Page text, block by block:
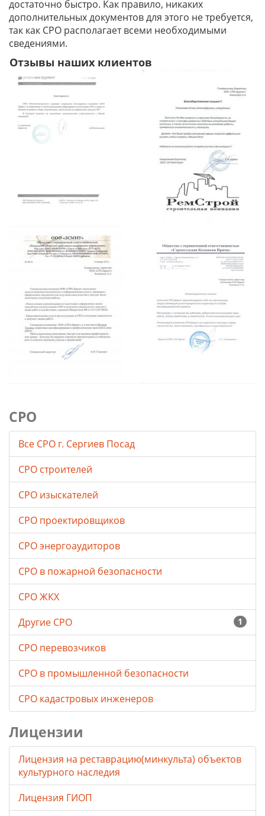
достаточно быстро. Как правило, никаких
дополнительных документов для этого не требуется,
так как СРО располагает всеми необходимыми
сведениями.
Отзывы наших клиентов
СРО
Все СРО г. Сергиев Посад
СРО строителей
СРО изыскателей
СРО проектировщиков
СРО энергоаудиторов
СРО в пожарной безопасности
СРО ЖКХ
1
Другие СРО
СРО перевозчиков
СРО в промышленной безопасности
СРО кадастровых инженеров
Лицензии
Лицензия на реставрацию(минкульта) объектов
культурного наследия
Лицензия ГИОП